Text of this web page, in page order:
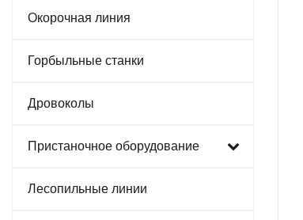
Окорочная линия
Горбыльные станки
Дровоколы
Пристаночное оборудование
Лесопильные линии